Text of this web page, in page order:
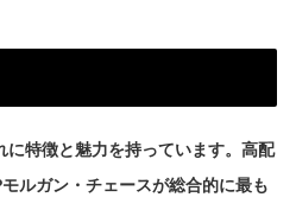
特徴と魅力を持っています。高配
ルガン・チェースが総合的に最も